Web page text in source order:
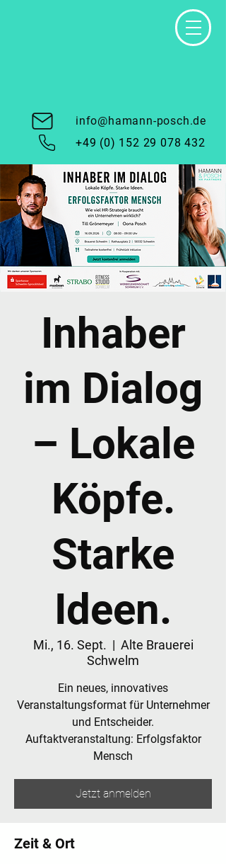
+49 (0) 152 29 078 432
info@hamann-posch.de
Inhaber
im Dialog
– Lokale
Köpfe.
Starke
Ideen.
Mi., 16. Sept.
  |
Alte Brauerei
Schwelm
Ein neues, innovatives
Veranstaltungsformat für Unternehmer
und Entscheider.
Auftaktveranstaltung: Erfolgsfaktor
Mensch
Jetzt anmelden
Zeit & Ort